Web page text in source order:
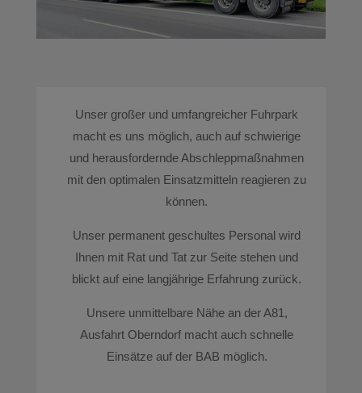
Unser großer und umfangreicher Fuhrpark
macht es uns möglich, auch auf schwierige
und herausfordernde Abschleppmaßnahmen
mit den optimalen Einsatzmitteln reagieren zu
können.
Unser permanent geschultes Personal wird
Ihnen mit Rat und Tat zur Seite stehen und
blickt auf eine langjährige Erfahrung zurück.
Unsere unmittelbare Nähe an der A81,
Ausfahrt Oberndorf macht auch schnelle
Einsätze auf der BAB möglich.